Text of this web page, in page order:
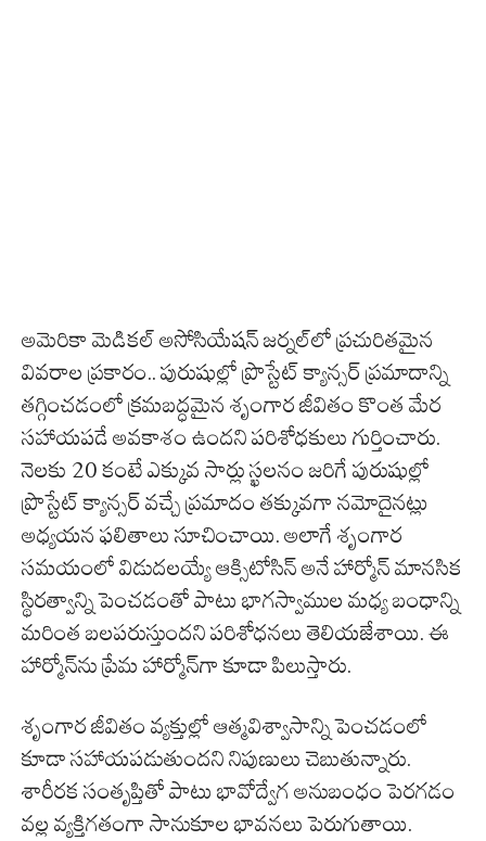
అమెరికా మెడికల్ అసోసియేషన్ జర్నల్‌లో ప్రచురితమైన
వివరాల ప్రకారం.. పురుషుల్లో ప్రొస్టేట్ క్యాన్సర్ ప్రమాదాన్ని
తగ్గించడంలో క్రమబద్ధమైన శృంగార జీవితం కొంత మేర
సహాయపడే అవకాశం ఉందని పరిశోధకులు గుర్తించారు.
నెలకు 20 కంటే ఎక్కువ సార్లు స్ఖలనం జరిగే పురుషుల్లో
ప్రొస్టేట్ క్యాన్సర్ వచ్చే ప్రమాదం తక్కువగా నమోదైనట్లు
అధ్యయన ఫలితాలు సూచించాయి. అలాగే శృంగార
సమయంలో విడుదలయ్యే ఆక్సిటోసిన్ అనే హార్మోన్ మానసిక
స్థిరత్వాన్ని పెంచడంతో పాటు భాగస్వాముల మధ్య బంధాన్ని
మరింత బలపరుస్తుందని పరిశోధనలు తెలియజేశాయి. ఈ
హార్మోన్‌ను ప్రేమ హార్మోన్‌గా కూడా పిలుస్తారు.
శృంగార జీవితం వ్యక్తుల్లో ఆత్మవిశ్వాసాన్ని పెంచడంలో
కూడా సహాయపడుతుందని నిపుణులు చెబుతున్నారు.
శారీరక సంతృప్తితో పాటు భావోద్వేగ అనుబంధం పెరగడం
వల్ల వ్యక్తిగతంగా సానుకూల భావనలు పెరుగుతాయి.